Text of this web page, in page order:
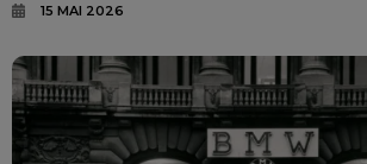
15 MAI 2026